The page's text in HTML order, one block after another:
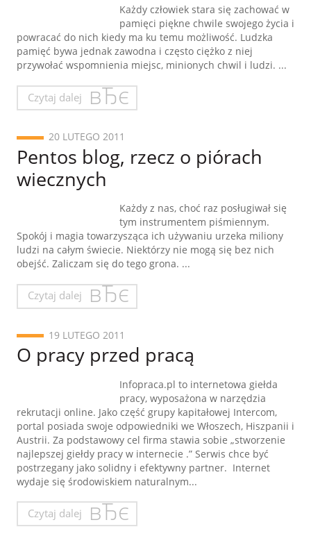
Każdy człowiek stara się zachować w
pamięci piękne chwile swojego życia i
powracać do nich kiedy ma ku temu możliwość. Ludzka
pamięć bywa jednak zawodna i często ciężko z niej
przywołać wspomnienia miejsc, minionych chwil i ludzi. ...
Czytaj dalej
20 LUTEGO 2011
Pentos blog, rzecz o piórach
wiecznych
Każdy z nas, choć raz posługiwał się
tym instrumentem piśmiennym.
Spokój i magia towarzysząca ich używaniu urzeka miliony
ludzi na całym świecie. Niektórzy nie mogą się bez nich
obejść. Zaliczam się do tego grona. ...
Czytaj dalej
19 LUTEGO 2011
O pracy przed pracą
Infopraca.pl to internetowa giełda
pracy, wyposażona w narzędzia
rekrutacji online. Jako część grupy kapitałowej Intercom,
portal posiada swoje odpowiedniki we Włoszech, Hiszpanii i
Austrii. Za podstawowy cel firma stawia sobie „stworzenie
najlepszej giełdy pracy w internecie .” Serwis chce być
postrzegany jako solidny i efektywny partner. Internet
wydaje się środowiskiem naturalnym...
Czytaj dalej